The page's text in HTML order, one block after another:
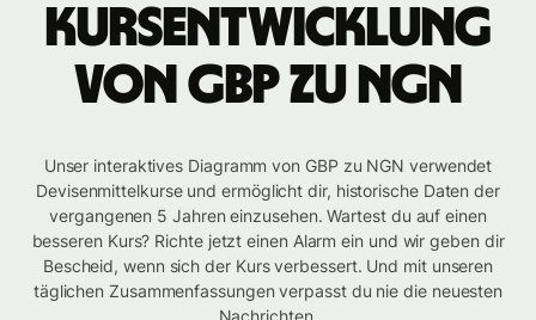
Kursentwicklung
von GBP zu NGN
Unser interaktives Diagramm von GBP zu NGN verwendet
Devisenmittelkurse und ermöglicht dir, historische Daten der
vergangenen 5 Jahren einzusehen. Wartest du auf einen
besseren Kurs? Richte jetzt einen Alarm ein und wir geben dir
Bescheid, wenn sich der Kurs verbessert. Und mit unseren
täglichen Zusammenfassungen verpasst du nie die neuesten